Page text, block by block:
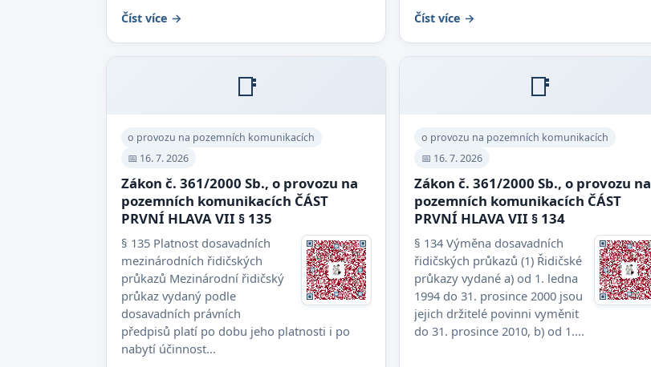
Číst více → Číst více →
📑
o provozu na pozemních komunikacích
📅 16. 7. 2026
Zákon č. 361/2000 Sb., o provozu na
pozemních komunikacích ČÁST
PRVNÍ HLAVA VII § 135
§ 135 Platnost dosavadních
mezinárodních řidičských
průkazů Mezinárodní řidičský
průkaz vydaný podle
dosavadních právních
předpisů platí po dobu jeho platnosti i po
nabytí účinnost...
📑
o provozu na pozemních komunikacích
📅 16. 7. 2026
Zákon č. 361/2000 Sb., o provozu na
pozemních komunikacích ČÁST
PRVNÍ HLAVA VII § 134
§ 134 Výměna dosavadních
řidičských průkazů (1) Řidičské
průkazy vydané a) od 1. ledna
1994 do 31. prosince 2000 jsou
jejich držitelé povinni vyměnit
do 31. prosince 2010, b) od 1....